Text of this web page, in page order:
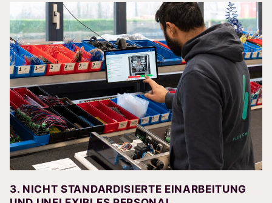
3. NICHT STANDARDISIERTE EINARBEITUNG